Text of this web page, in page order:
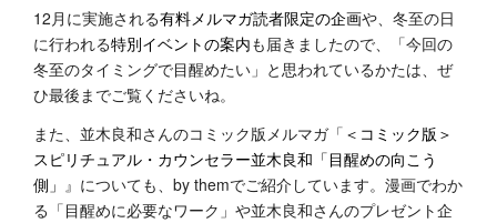
12月に実施される有料メルマガ読者限定の企画や、冬至の日
に行われる特別イベントの案内も届きましたので、「今回の
冬至のタイミングで目醒めたい」と思われているかたは、ぜ
ひ最後までご覧くださいね。
また、並木良和さんのコミック版メルマガ「 ＜コミック版＞
スピリチュアル・カウンセラー並木良和「目醒めの向こう
側」 』についても、by themでご紹介しています。漫画でわか
る「目醒めに必要なワーク」や並木良和さんのプレゼント企